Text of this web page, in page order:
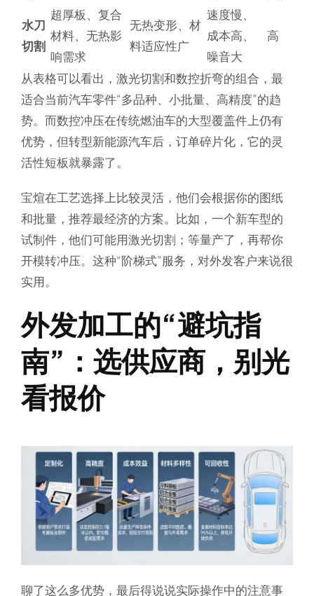
水刀
切割
超厚板、复合
材料、无热影
响需求
无热变形、材
料适应性广
速度慢、
成本高、
噪音大
高
从表格可以看出，激光切割和数控折弯的组合，最
适合当前汽车零件“多品种、小批量、高精度”的趋
势。而数控冲压在传统燃油车的大型覆盖件上仍有
优势，但转型新能源汽车后，订单碎片化，它的灵
活性短板就暴露了。
宝煊在工艺选择上比较灵活，他们会根据你的图纸
和批量，推荐最经济的方案。比如，一个新车型的
试制件，他们可能用激光切割；等量产了，再帮你
开模转冲压。这种“阶梯式”服务，对外发客户来说很
实用。
外发加工的“避坑指
南”：选供应商，别光
看报价
聊了这么多优势，最后得说说实际操作中的注意事